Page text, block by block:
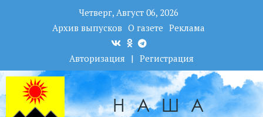
Четверг, Август 06, 2026
Архив выпусков О газете Реклама
Авторизация | Регистрация
НАША